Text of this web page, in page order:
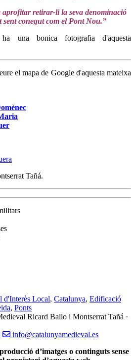
aprofitar retirar-li la seva denominació
conegut com el Pont Nou.”
una bonica fotografia d'aquesta
el mapa de Google d'aquesta mateixa
Tañá.
d'Interès Local, Catalunya, Edificació
, Ponts
Ricard Ballo i Montserrat Tañá ·
info@catalunyamedieval.es
d’imatges o continguts sense